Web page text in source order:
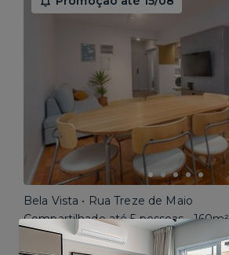
Bela Vista • Rua Treze de Maio
Compartilhado até 5 pessoas • 160m²
Aluguel R$ 1.777